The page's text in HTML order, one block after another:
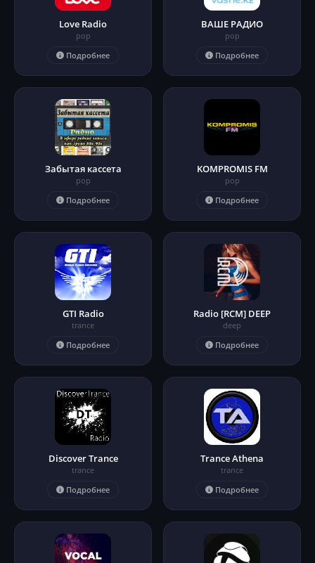
Love Radio
pop
Подробнее
ВАШЕ РАДИО
pop
Подробнее
Забытая кассета
pop
Подробнее
KOMPROMIS FM
pop
Подробнее
GTI Radio
trance
Подробнее
Radio [RCM] DEEP
deep
Подробнее
Discover Trance
trance
Подробнее
Trance Athena
trance
Подробнее